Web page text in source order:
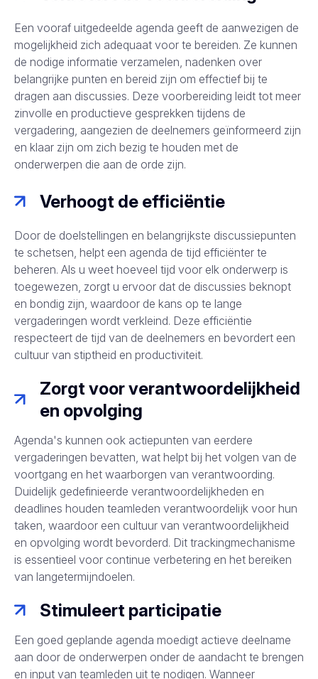
Een vooraf uitgedeelde agenda geeft de aanwezigen de
mogelijkheid zich adequaat voor te bereiden. Ze kunnen
de nodige informatie verzamelen, nadenken over
belangrijke punten en bereid zijn om effectief bij te
dragen aan discussies. Deze voorbereiding leidt tot meer
zinvolle en productieve gesprekken tijdens de
vergadering, aangezien de deelnemers geïnformeerd zijn
en klaar zijn om zich bezig te houden met de
onderwerpen die aan de orde zijn.
Verhoogt de efficiëntie
Door de doelstellingen en belangrijkste discussiepunten
te schetsen, helpt een agenda de tijd efficiënter te
beheren. Als u weet hoeveel tijd voor elk onderwerp is
toegewezen, zorgt u ervoor dat de discussies beknopt
en bondig zijn, waardoor de kans op te lange
vergaderingen wordt verkleind. Deze efficiëntie
respecteert de tijd van de deelnemers en bevordert een
cultuur van stiptheid en productiviteit.
Zorgt voor verantwoordelijkheid
en opvolging
Agenda's kunnen ook actiepunten van eerdere
vergaderingen bevatten, wat helpt bij het volgen van de
voortgang en het waarborgen van verantwoording.
Duidelijk gedefinieerde verantwoordelijkheden en
deadlines houden teamleden verantwoordelijk voor hun
taken, waardoor een cultuur van verantwoordelijkheid
en opvolging wordt bevorderd. Dit trackingmechanisme
is essentieel voor continue verbetering en het bereiken
van langetermijndoelen.
Stimuleert participatie
Een goed geplande agenda moedigt actieve deelname
aan door de onderwerpen onder de aandacht te brengen
en input van teamleden uit te nodigen. Wanneer